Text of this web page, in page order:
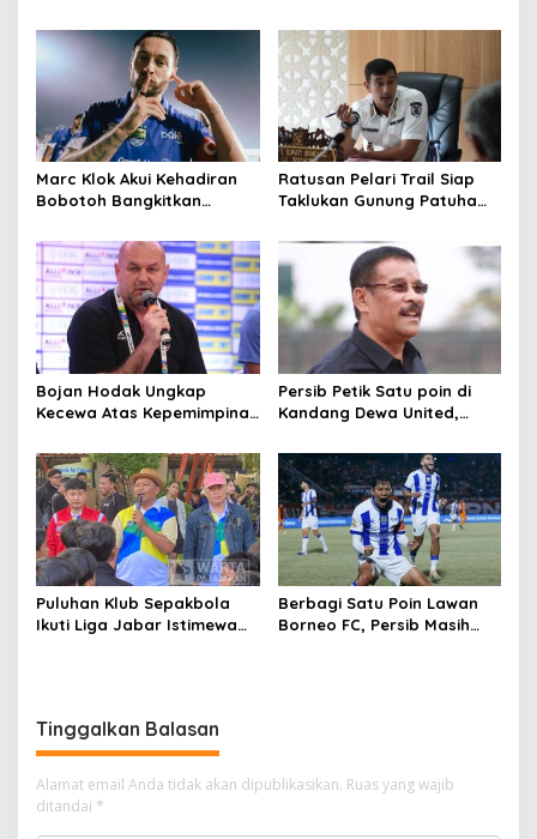
Marc Klok Akui Kehadiran
Bobotoh Bangkitkan
Bhayangkara FC
Ratusan Pelari Trail Siap
Taklukan Gunung Patuha
Marathon
Bojan Hodak Ungkap
Kecewa Atas Kepemimpinan
Persib
Persib Petik Satu poin di
Kandang Dewa United,
Keputusan Wasit
Puluhan Klub Sepakbola
Ikuti Liga Jabar Istimewa
Berbagi Satu Poin Lawan
Borneo FC, Persib Masih
Tinggalkan Balasan
Alamat email Anda tidak akan dipublikasikan. Ruas yang wajib
ditandai *